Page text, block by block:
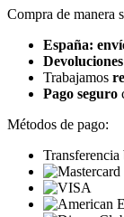
Compra de manera
España:
Trabajamos
Pago seguro
Métodos de pago:
Transferencia